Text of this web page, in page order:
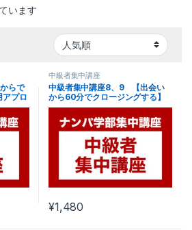
います人気順
らで
アプロ
中級者集中講座
中級者集中講座8、9 【出会い
から60分でクロージングする】
女性を魅了する対峙会話の極意
1&2
¥1,480